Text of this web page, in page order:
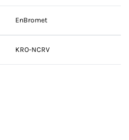
EnBromet
KRO-NCRV